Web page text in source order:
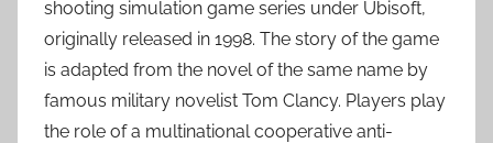
shooting simulation game series under Ubisoft,
originally released in 1998. The story of the game
is adapted from the novel of the same name by
famous military novelist Tom Clancy. Players play
the role of a multinational cooperative anti-